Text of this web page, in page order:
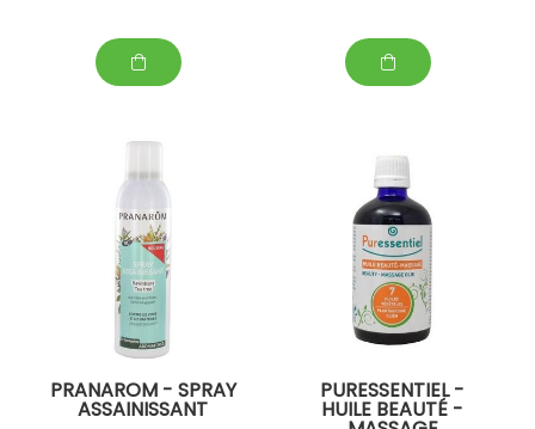
PRANAROM - SPRAY
ASSAINISSANT
PURESSENTIEL -
HUILE BEAUTÉ -